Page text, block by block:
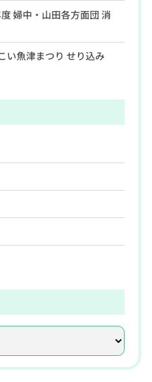
婦中・山田各方面団 消
い魚津まつり せり込み